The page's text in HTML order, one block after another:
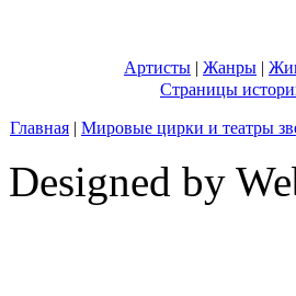
Артисты | Жанры |
Страницы
Главная | Мировые цирки и театры
Designed by